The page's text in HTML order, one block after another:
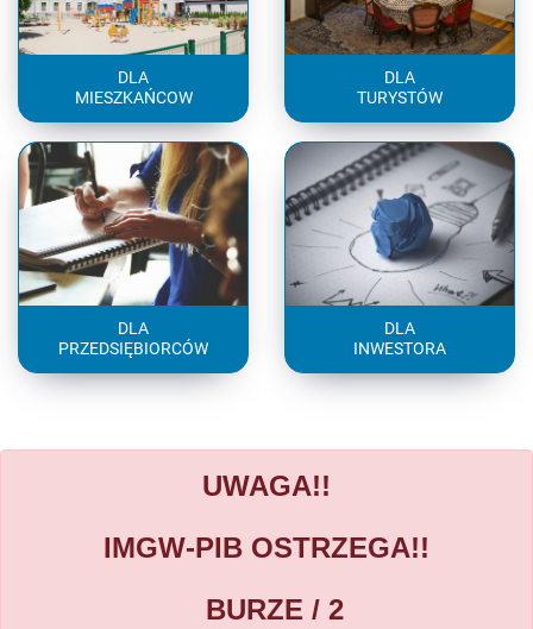
DLA
MIESZKAŃCOW
DLA
TURYSTÓW
DLA
PRZEDSIĘBIORCÓW
DLA
INWESTORA
UWAGA!!
IMGW-PIB OSTRZEGA!!
BURZE / 2